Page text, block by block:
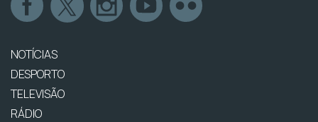
NOTÍCIAS
DESPORTO
TELEVISÃO
RÁDIO